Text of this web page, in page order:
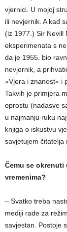
vjernici. U mojoj
ili nevjernik. A kad
(iz 1977.) Sir Nevill
eksperimenata s
da je 1955. bio
nevjernik, a
»Vjera i znanost« i
Takvih je primjera
oprostu (nadasve
u najmanju ruku
knjiga o iskustvu
savjetujem čitatelja
Čemu se
vremenima?
– Svatko treba
mediji rade za
savjestan. Postoje